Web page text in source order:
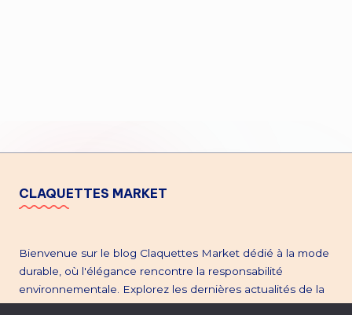
CLAQUETTES MARKET
Bienvenue sur le blog Claquettes Market dédié à la mode
durable, où l'élégance rencontre la responsabilité
environnementale. Explorez les dernières actualités de la
mode éthique, plongez dans l'univers de la seconde main,